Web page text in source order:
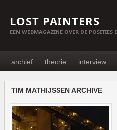
LOST PAINTERS
EEN WEBMAGAZINE OVER DE POSITIES
archief theorie interview
TIM MATHIJSSEN ARCHIVE